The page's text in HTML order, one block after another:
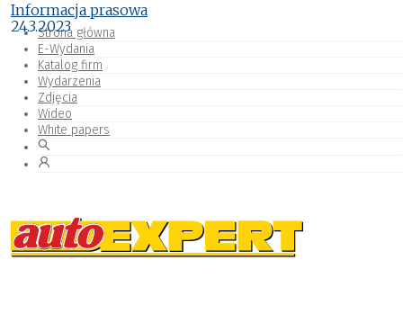
Strona główna
E-Wydania
Katalog firm
Wydarzenia
Zdjęcia
Wideo
White papers
Informacja prasowa
24.3.2023